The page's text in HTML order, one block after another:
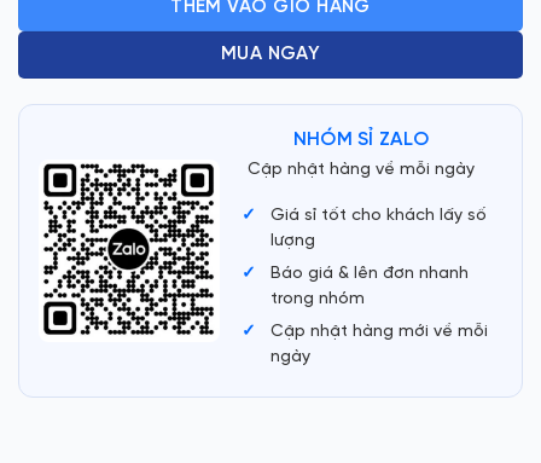
75.000 ₫.
THÊM VÀO GIỎ HÀNG
MUA NGAY
NHÓM SỈ ZALO
Cập nhật hàng về mỗi ngày
Giá sỉ tốt cho khách lấy số
lượng
Báo giá & lên đơn nhanh
trong nhóm
Cập nhật hàng mới về mỗi
ngày